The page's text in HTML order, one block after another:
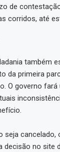
de
corridos, até
também
da primeira
O governo
seja cancelado,
decisão no site